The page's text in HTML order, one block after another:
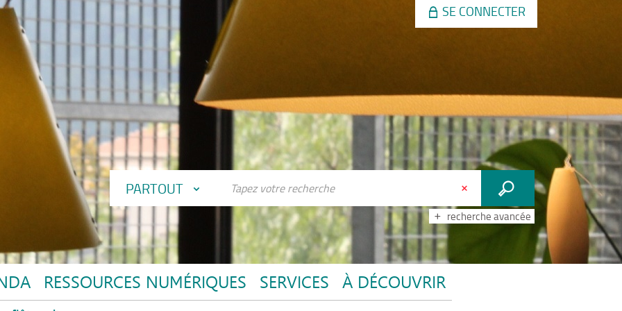
SE CONNECTER
PARTOUT
recherche avancée
RESSOURCES NUMÉRIQUES SERVICES À DÉCOUVRIR